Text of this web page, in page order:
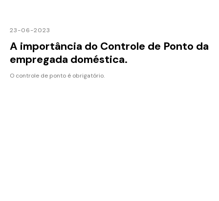
23-06-2023
A importância do Controle de Ponto da
empregada doméstica.
O controle de ponto é obrigatório.